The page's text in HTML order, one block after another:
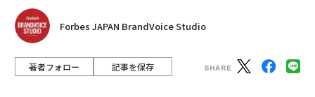
Forbes JAPAN BrandVoice Studio
著者フォロー 記事を保存